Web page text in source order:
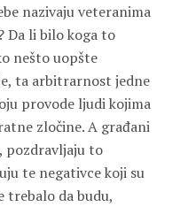
nazivaju veteranima
Da li bilo koga to
nešto uopšte
ta arbitrarnost jedne
provode ljudi kojima
zločine. A građani
pozdravljaju to
te negativce koji su
trebalo da budu,